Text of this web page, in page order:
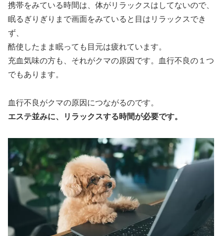
携帯をみている時間は、体がリラックスはしてないので、
眠るぎりぎりまで画面をみていると目はリラックスでき
ず、
酷使したまま眠っても目元は疲れています。
充血気味の方も、それがクマの原因です。血行不良の１つ
でもあります。
血行不良がクマの原因につながるのです。
エステ並みに、リラックスする時間が必要です。